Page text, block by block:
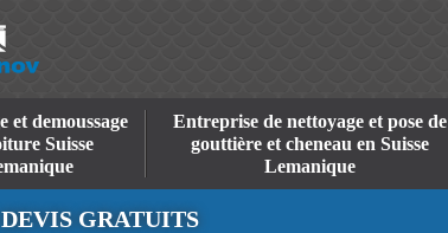
et demoussage
Suisse
Entreprise de nettoyage et pose de
gouttière et cheneau en Suisse
Lemanique
GRATUITS